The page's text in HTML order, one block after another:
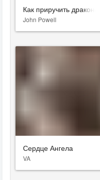
Как приручить дракона 2
John Powell
Сердце Ангела
VA